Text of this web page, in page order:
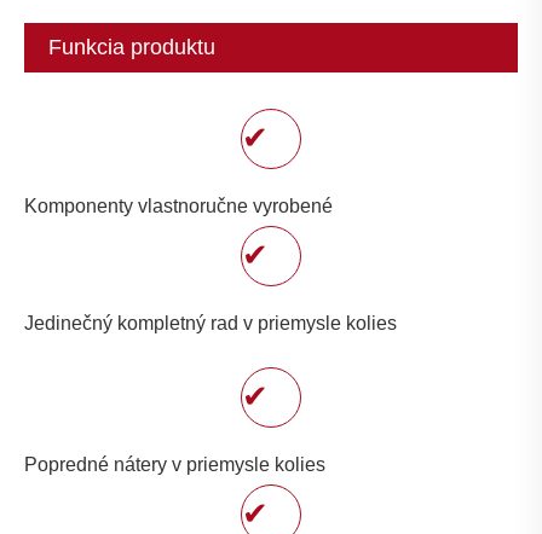
Funkcia produktu
✔
Komponenty vlastnoručne vyrobené
✔
Jedinečný kompletný rad v priemysle kolies
✔
Popredné nátery v priemysle kolies
✔